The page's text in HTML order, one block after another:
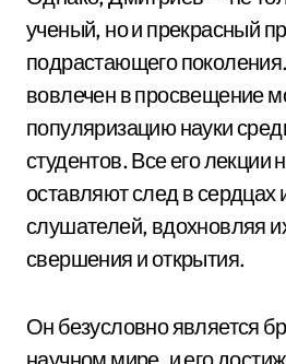
ученый, но и прекрасный
подрастающего
вовлечен в просвещение
популяризацию науки
студентов. Все его лекции
оставляют след в сердцах
слушателей, вдохновляя
свершения и открытия.
Он безусловно является